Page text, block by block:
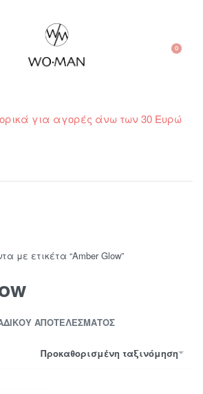
0
για αγορές άνω των 30 Ευρώ
με ετικέτα “Amber Glow”
ΑΠΟΤΕΛΈΣΜΑΤΟΣ
Προκαθορισμένη ταξινόμηση